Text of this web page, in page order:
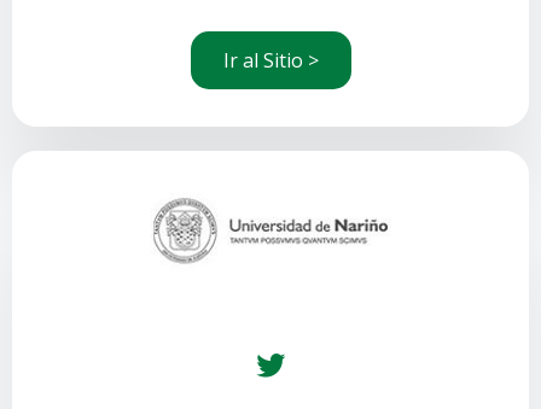
Ir al Sitio >